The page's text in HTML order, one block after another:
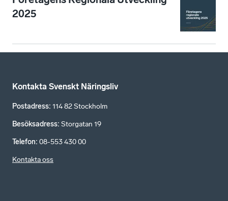
2025
Kontakta Svenskt Näringsliv
Postadress: 114 82 Stockholm
Besöksadress: Storgatan 19
Telefon: 08-553 430 00
Kontakta oss